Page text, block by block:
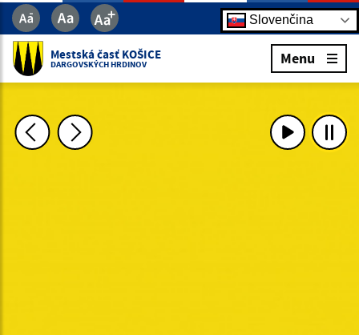
Slovenčina
Mestská časť KOŠICE
DARGOVSKÝCH HRDINOV Menu